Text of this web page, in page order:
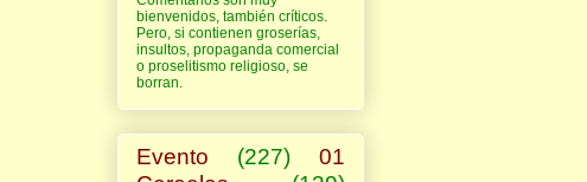
bienvenidos, también críticos.
Pero, si contienen groserías,
insultos, propaganda comercial
o proselitismo religioso, se
borran.
Evento (227)
01